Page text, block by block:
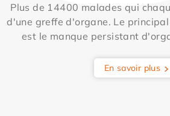
Plus de 14400 malades qui
d'une greffe d'organe. Le
est le manque persistant
En savoir plus